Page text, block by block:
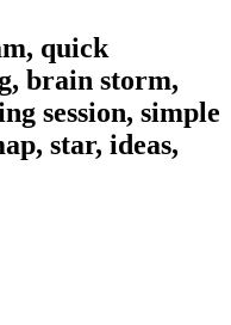
quick
brain storm,
session, simple
star, ideas,